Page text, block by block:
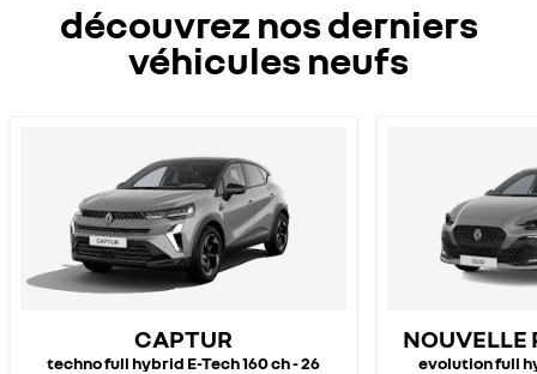
découvrez nos derniers
véhicules neufs
CAPTUR
techno full hybrid E-Tech 160 ch - 26
NOUVELLE
evolution full